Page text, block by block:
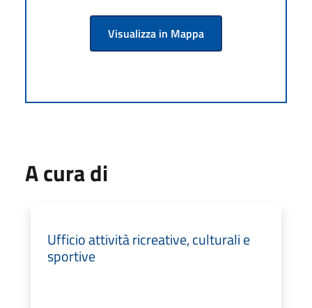
Visualizza in Mappa
A cura di
Ufficio attività ricreative, culturali e
sportive